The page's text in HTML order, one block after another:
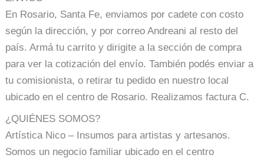
En Rosario, Santa Fe, enviamos por cadete con costo
según la dirección, y por correo Andreani al resto del
país. Armá tu carrito y dirigite a la sección de compra
para ver la cotización del envío. También podés enviar a
tu comisionista, o retirar tu pedido en nuestro local
ubicado en el centro de Rosario. Realizamos factura C.
¿QUIÉNES SOMOS?
Artística Nico – Insumos para artistas y artesanos.
Somos un negocio familiar ubicado en el centro